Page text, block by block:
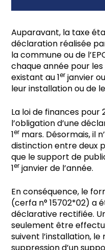
Auparavant, la taxe
déclaration réalisée
la commune ou de
chaque année pour
existant au 1er janvier
leur installation ou de
La loi de finances pour
l’obligation d’une
1er mars. Désormais, il
distinction entre deux
que le support de
1er janvier de l’année.
En conséquence, le
(cerfa n° 15702*02) a
déclarative rectifiée.
seulement être
suivent l’installation,
suppression d’un